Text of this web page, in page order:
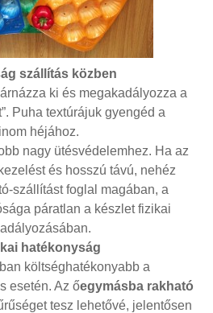
szállítás közben
ki és megakadályozza a
Puha textúrájuk gyengéd a
héjához.
nagy ütésvédelemhez. Ha az
és hosszú távú, nehéz
szállítást foglal magában, a
páratlan a készlet fizikai
hatékonyság
költséghatékonyabb a
esetén. Az őegymásba rakható
tesz lehetővé, jelentősen